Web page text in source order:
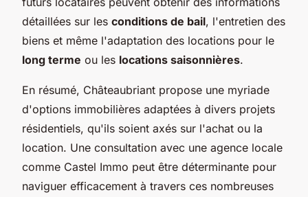
détaillées sur les conditions de bail, l'entretien des
biens et même l'adaptation des locations pour le
long terme ou les locations saisonnières.
En résumé, Châteaubriant propose une myriade
d'options immobilières adaptées à divers projets
résidentiels, qu'ils soient axés sur l'achat ou la
location. Une consultation avec une agence locale
comme Castel Immo peut être déterminante pour
naviguer efficacement à travers ces nombreuses